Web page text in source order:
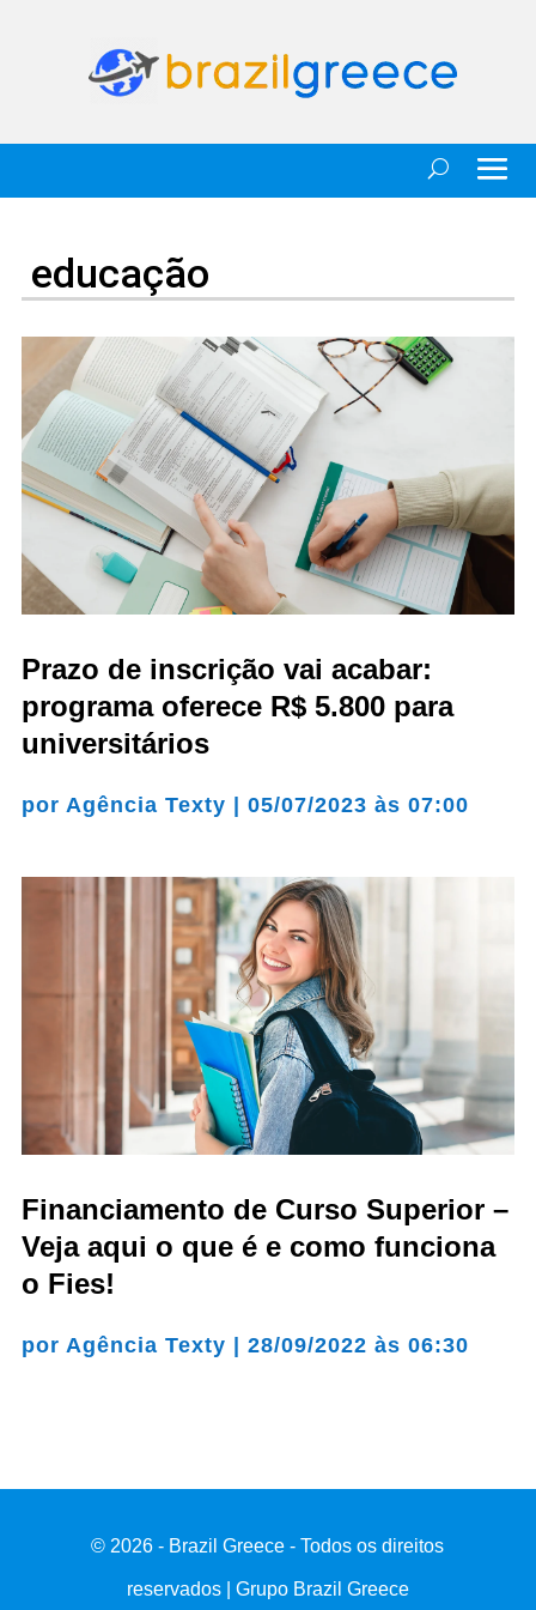
educação
Prazo de inscrição vai acabar:
programa oferece R$ 5.800 para
universitários
por Agência Texty | 05/07/2023 às 07:00
Financiamento de Curso Superior –
Veja aqui o que é e como funciona
o Fies!
por Agência Texty | 28/09/2022 às 06:30
© 2026 - Brazil Greece - Todos os direitos
reservados | Grupo Brazil Greece